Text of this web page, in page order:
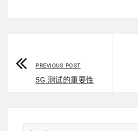
PREVIOUS POST
5G 测试的重要性